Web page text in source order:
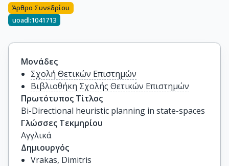
Άρθρο Συνεδρίου
uoadl:1041713
Μονάδες
Σχολή Θετικών Επιστημών
Βιβλιοθήκη Σχολής Θετικών Επιστημών
Πρωτότυπος Τίτλος
Bi-Directional heuristic planning in state-spaces
Γλώσσες Τεκμηρίου
Αγγλικά
Δημιουργός
Vrakas, Dimitris